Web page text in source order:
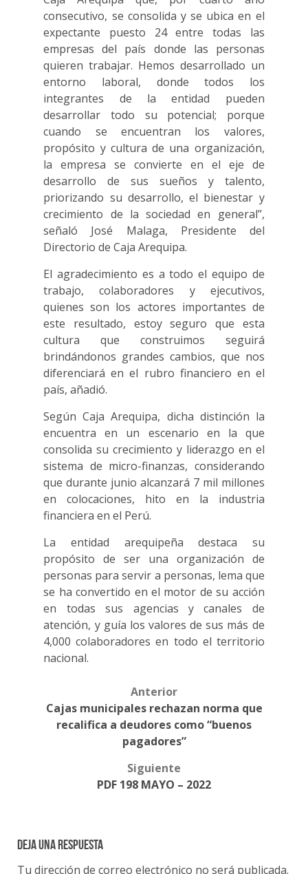
consecutivo, se consolida y se ubica en el
expectante puesto 24 entre todas las
empresas del país donde las personas
quieren trabajar. Hemos desarrollado un
entorno laboral, donde todos los
integrantes de la entidad pueden
desarrollar todo su potencial; porque
cuando se encuentran los valores,
propósito y cultura de una organización,
la empresa se convierte en el eje de
desarrollo de sus sueños y talento,
priorizando su desarrollo, el bienestar y
crecimiento de la sociedad en general”,
señaló José Malaga, Presidente del
Directorio de Caja Arequipa.
El agradecimiento es a todo el equipo de
trabajo, colaboradores y ejecutivos,
quienes son los actores importantes de
este resultado, estoy seguro que esta
cultura que construimos seguirá
brindándonos grandes cambios, que nos
diferenciará en el rubro financiero en el
país, añadió.
Según Caja Arequipa, dicha distinción la
encuentra en un escenario en la que
consolida su crecimiento y liderazgo en el
sistema de micro-finanzas, considerando
que durante junio alcanzará 7 mil millones
en colocaciones, hito en la industria
financiera en el Perú.
La entidad arequipeña destaca su
propósito de ser una organización de
personas para servir a personas, lema que
se ha convertido en el motor de su acción
en todas sus agencias y canales de
atención, y guía los valores de sus más de
4,000 colaboradores en todo el territorio
nacional.
navigation
Anterior
Cajas municipales rechazan norma que
recalifica a deudores como “buenos
pagadores”
Siguiente
PDF 198 MAYO – 2022
Deja una respuesta
Tu dirección de correo electrónico no será publicada.